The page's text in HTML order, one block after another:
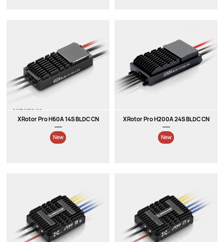
New New
XRotor Pro H60A 14S BLDC CN XRotor Pro H200A 24S BLDC CN